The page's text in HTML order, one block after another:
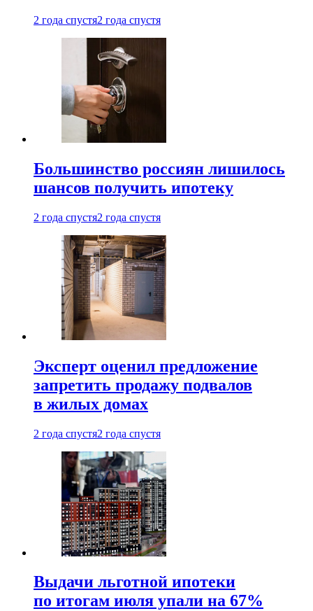
2 года спустя2 года спустя
Большинство россиян лишилось
шансов получить ипотеку
2 года спустя2 года спустя
Эксперт оценил предложение
запретить продажу подвалов
в жилых домах
2 года спустя2 года спустя
Выдачи льготной ипотеки
по итогам июля упали на 67%